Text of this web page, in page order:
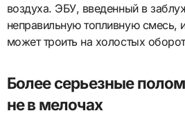
воздуха. ЭБУ, введенный в
неправильную топливную смесь,
может троить на холостых
Более серьезные
не в мелочах